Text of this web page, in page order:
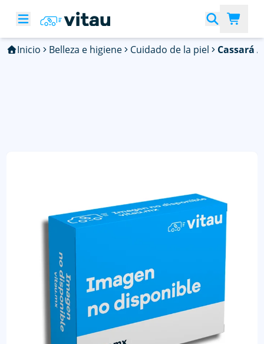
Inicio Belleza e higiene Cuidado de la piel